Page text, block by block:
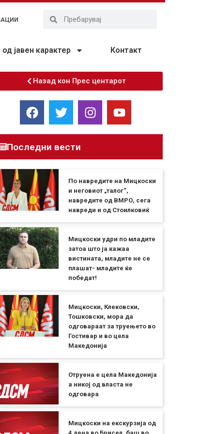
јавен карактер Контакт
Назад кон Прес центарот
Последни вести
По навредите на Мицкоски
и неговиот „талог“,
навредите од ВМРО, сега
навреди и од Стоилковиќ
Мицкоски удри по младите
затоа што ја кажаа
вистината, младите не се
плашат- младите ќе
победат!
Мицкоски, Клековски,
Тошковски, мора да
одговараат за труењето во
Гостивар и во цела
Македонија
Отруена е цела Македонија
а никој од власта не
одговара
Мицкоски на екскурзија од